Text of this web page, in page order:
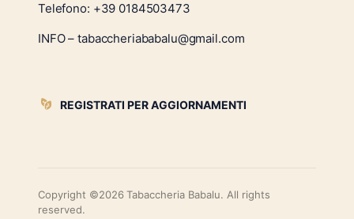
Telefono: +39 0184503473
INFO – tabaccheriababalu@gmail.com
REGISTRATI PER AGGIORNAMENTI
Copyright ©2026 Tabaccheria Babalu. All rights
reserved.